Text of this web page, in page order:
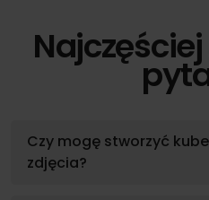
Czy mogę stworzyć
zdjęcia?